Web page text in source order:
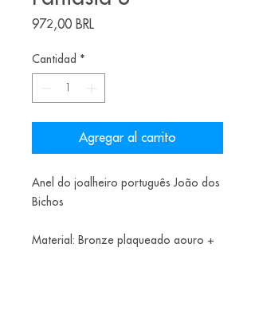
972,00 BRL
Cantidad *
Agregar al carrito
Anel do joalheiro português João dos
Bichos
Material: Bronze plaqueado aouro +